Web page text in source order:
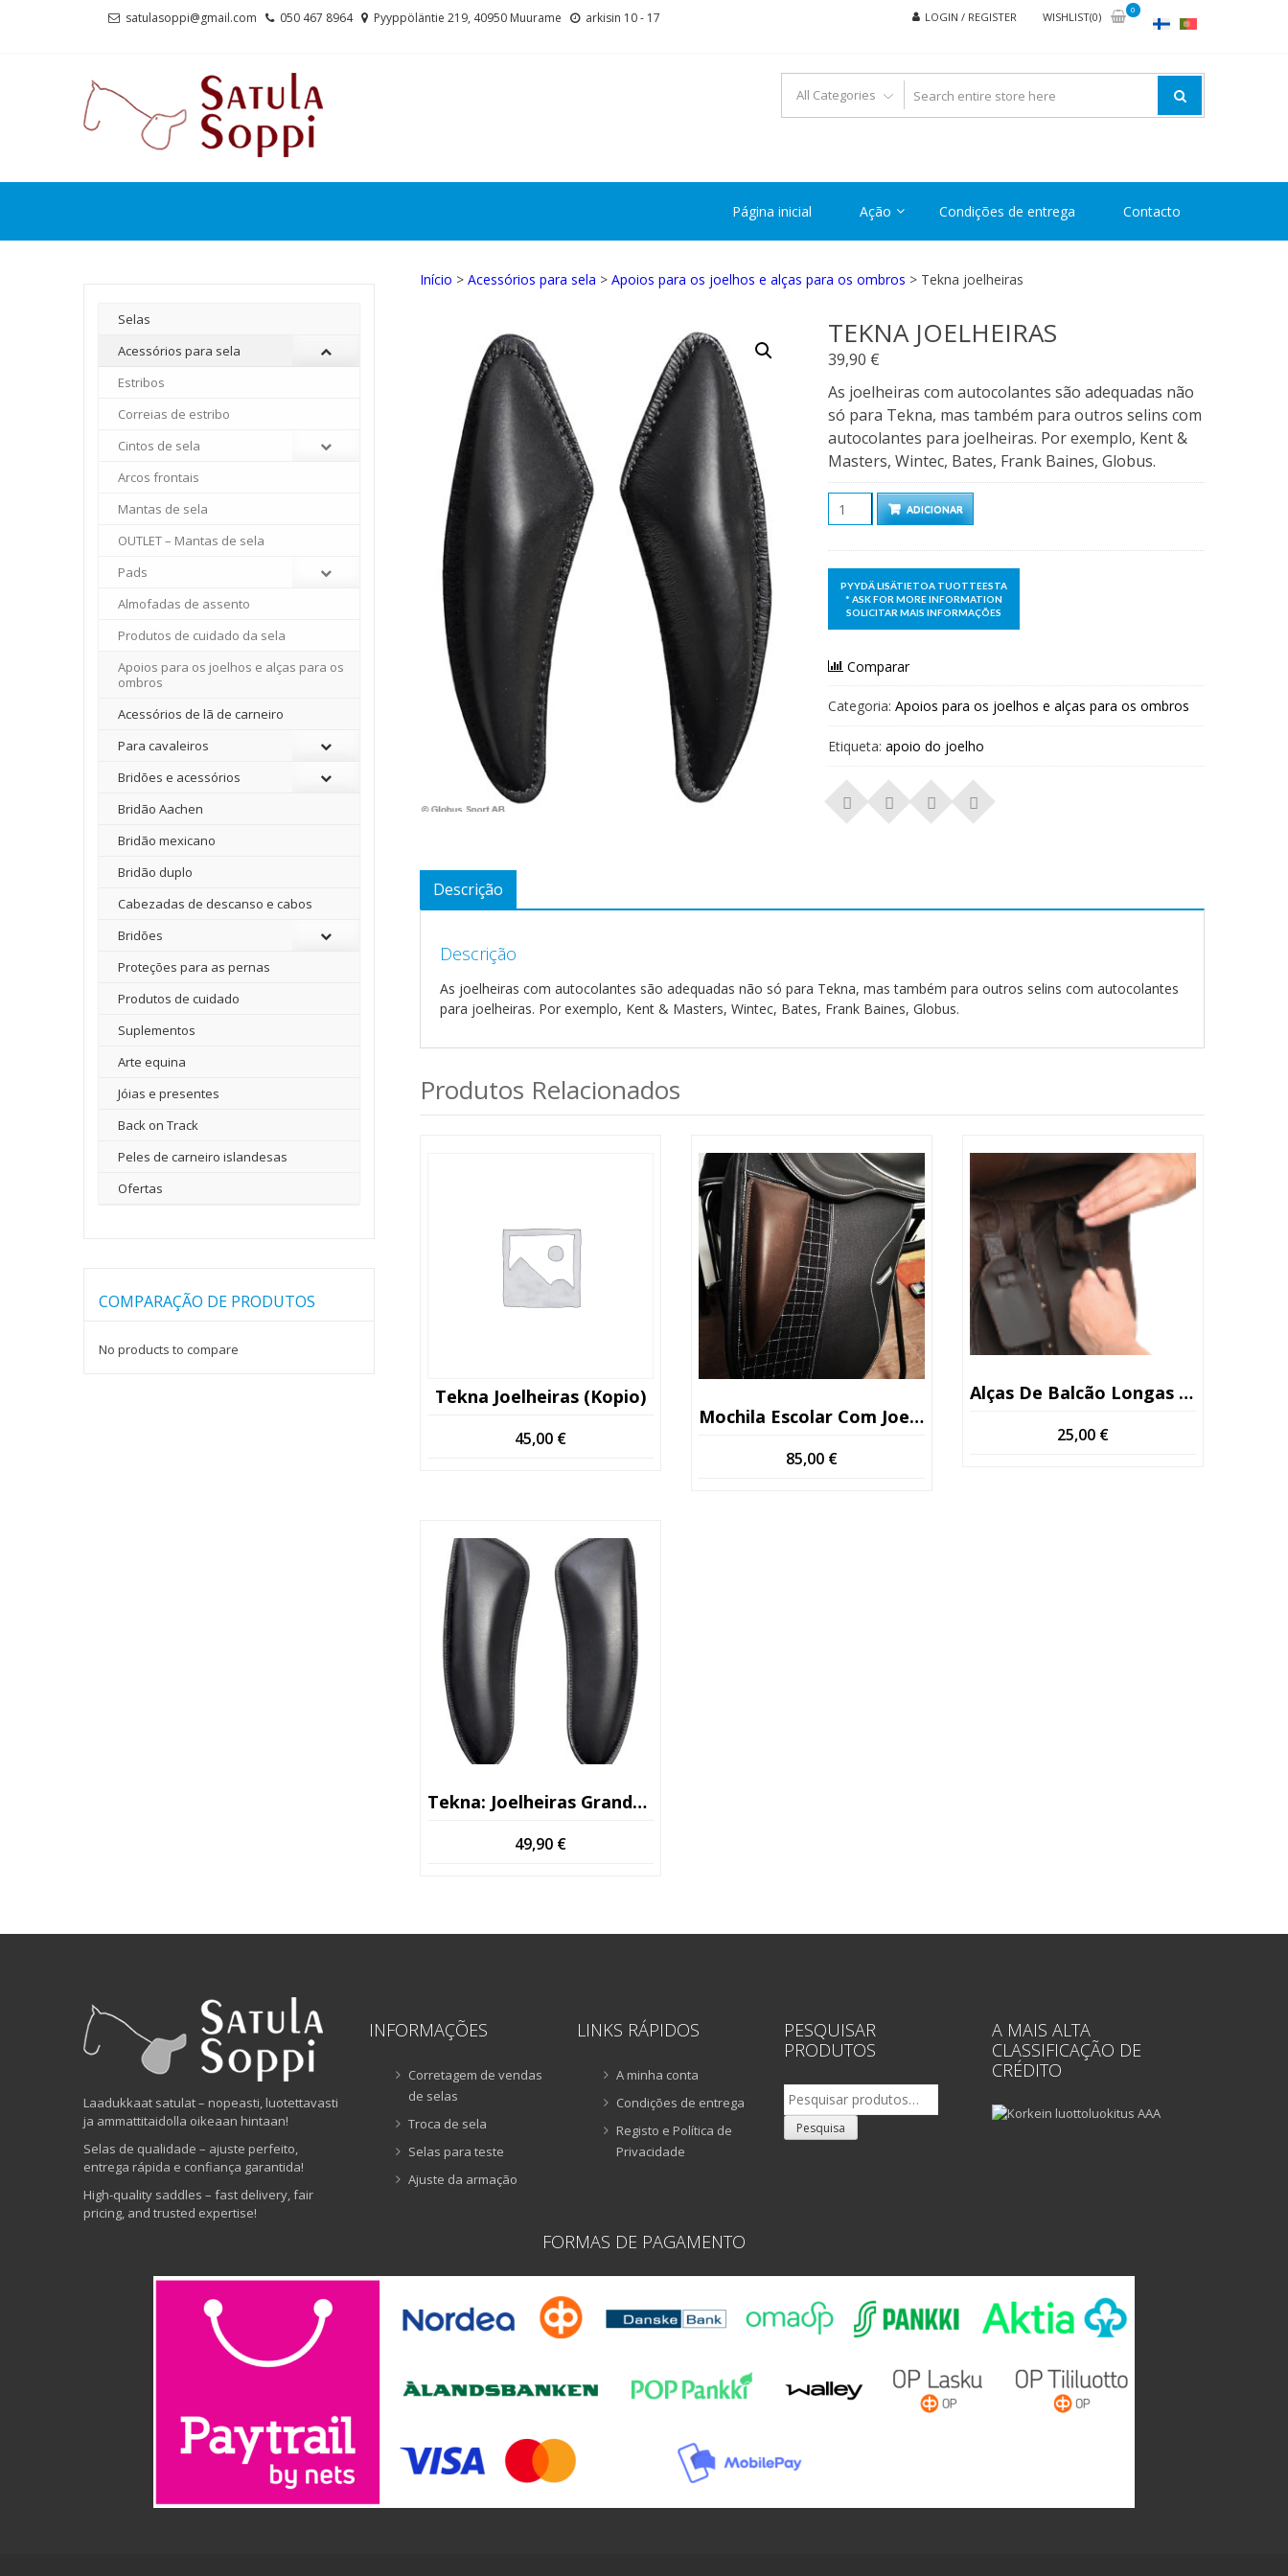
satulasoppi@gmail.com 050 467 8964 Pyyppöläntie 219, 40950 Muurame arkisin 10 - 17 LOGIN / REGISTER WISHLIST(0)
0
Página inicial Ação Condições de entrega Contacto
Início > Acessórios para sela > Apoios para os joelhos e alças para os ombros > Tekna joelheiras
TEKNA JOELHEIRAS
39,90 €
As joelheiras com autocolantes são adequadas não
só para Tekna, mas também para outros selins com
autocolantes para joelheiras. Por exemplo, Kent &
Masters, Wintec, Bates, Frank Baines, Globus.
QuantidadeADICIONAR
Comparar
Categoria: Apoios para os joelhos e alças para os ombros
Etiqueta: apoio do joelho
Descrição
Descrição
As joelheiras com autocolantes são adequadas não só para Tekna, mas também para outros selins com autocolantes
para joelheiras. Por exemplo, Kent & Masters, Wintec, Bates, Frank Baines, Globus.
Produtos Relacionados
Tekna Joelheiras (Kopio)
45,00 €
Mochila Escolar Com Joelheiras Curtas Ryder 3
85,00 €
Alças De Balcão Longas Kent & Masters
25,00 €
Tekna: Joelheiras Grandes Para Mochilas Escolares
49,90 €
Selas
Acessórios para sela
Estribos
Correias de estribo
Cintos de sela
Arcos frontais
Mantas de sela
OUTLET – Mantas de sela
Pads
Almofadas de assento
Produtos de cuidado da sela
Apoios para os joelhos e alças para os
ombros
Acessórios de lã de carneiro
Para cavaleiros
Bridões e acessórios
Bridão Aachen
Bridão mexicano
Bridão duplo
Cabezadas de descanso e cabos
Bridões
Proteções para as pernas
Produtos de cuidado
Suplementos
Arte equina
Jóias e presentes
Back on Track
Peles de carneiro islandesas
Ofertas
COMPARAÇÃO DE PRODUTOS
No products to compare
Laadukkaat satulat – nopeasti, luotettavasti
ja ammattitaidolla oikeaan hintaan!
Selas de qualidade – ajuste perfeito,
entrega rápida e confiança garantida!
High-quality saddles – fast delivery, fair
pricing, and trusted expertise!
INFORMAÇÕES
Corretagem de vendas
de selas
Troca de sela
Selas para teste
Ajuste da armação
LINKS RÁPIDOS
A minha conta
Condições de entrega
Registo e Política de
Privacidade
PESQUISAR
PRODUTOS
Pesquisar
por:
Pesquisa
A MAIS ALTA
CLASSIFICAÇÃO DE
CRÉDITO
FORMAS DE PAGAMENTO